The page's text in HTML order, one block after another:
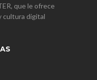
que le ofrece
cultura digital